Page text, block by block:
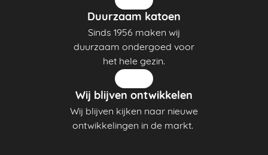
Duurzaam katoen
Sinds 1956 maken wij
duurzaam ondergoed voor
het hele gezin.
Wij blijven ontwikkelen
Wij blijven kijken naar nieuwe
ontwikkelingen in de markt.